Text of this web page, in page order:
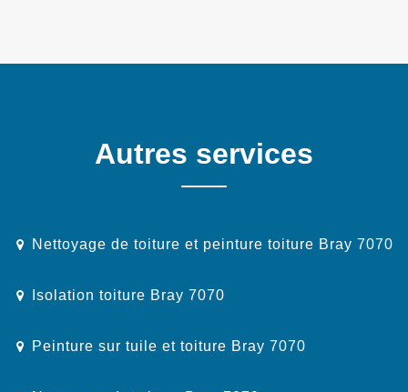
Autres services
Nettoyage de toiture et peinture toiture Bray 7070
Isolation toiture Bray 7070
Peinture sur tuile et toiture Bray 7070